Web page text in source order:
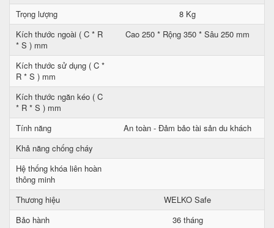
Trọng lượng
8 Kg
Kích thước ngoài ( C * R
* S ) mm
Cao 250 * Rộng 350 * Sâu 250 mm
Kích thước sử dụng ( C *
R * S ) mm
Kích thước ngăn kéo ( C
* R * S ) mm
Tính năng
An toàn - Đảm bảo tài sản du khách
Khả năng chống cháy
Hệ thống khóa liên hoàn
thông minh
Thương hiệu
WELKO Safe
Bảo hành
36 tháng